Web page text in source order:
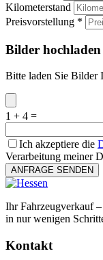
Kilometerstand
Preisvorstellung *
Bilder hochladen
Bitte laden Sie Bilder
1 + 4 =
Ich akzeptiere die
Verarbeitung meiner
ANFRAGE SENDEN
Ihr Fahrzeugverkauf
in nur wenigen
Kontakt